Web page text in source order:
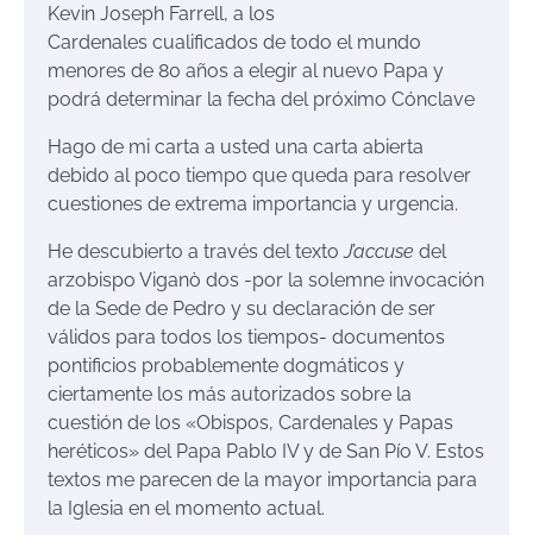
Kevin Joseph Farrell, a los
Cardenales cualificados de todo el mundo
menores de 80 años a elegir al nuevo Papa y
podrá determinar la fecha del próximo Cónclave
Hago de mi carta a usted una carta abierta
debido al poco tiempo que queda para resolver
cuestiones de extrema importancia y urgencia.
He descubierto a través del textoJ’accuse del
arzobispo Viganò dos -por la solemne invocación
de la Sede de Pedro y su declaración de ser
válidos para todos los tiempos- documentos
pontificios probablemente dogmáticos y
ciertamente los más autorizados sobre la
cuestión de los «Obispos, Cardenales y Papas
heréticos» del Papa Pablo IV y de San Pío V. Estos
textos me parecen de la mayor importancia para
la Iglesia en el momento actual.